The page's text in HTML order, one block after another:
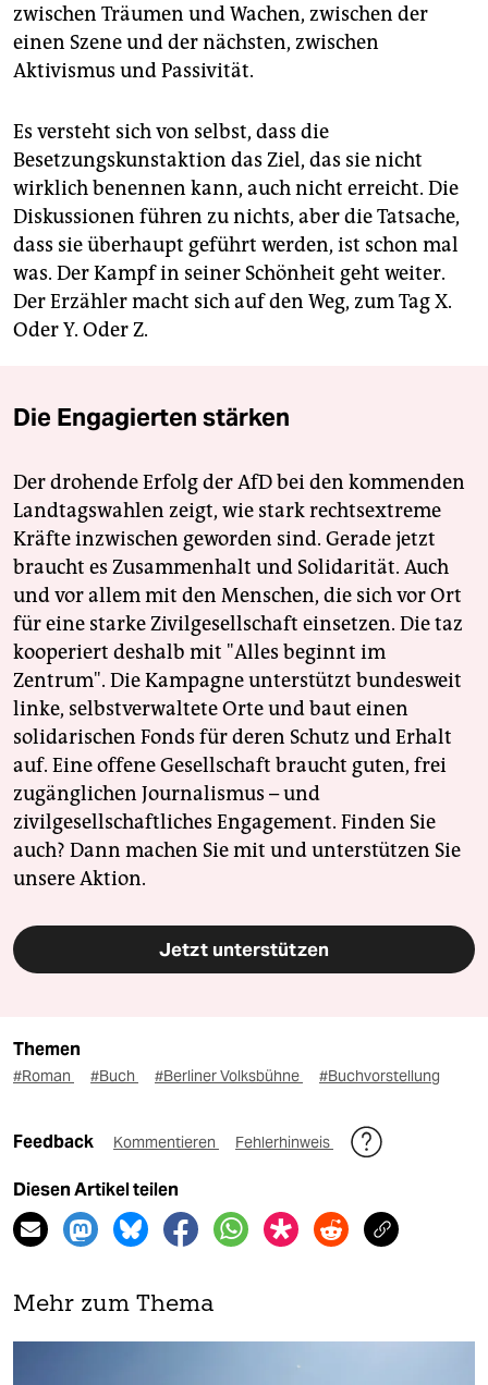
zwischen Träumen und Wachen, zwischen der
einen Szene und der nächsten, zwischen
Aktivismus und Passivität.
Es versteht sich von selbst, dass die
Besetzungskunstaktion das Ziel, das sie nicht
wirklich benennen kann, auch nicht erreicht. Die
Diskussionen führen zu nichts, aber die Tatsache,
dass sie überhaupt geführt werden, ist schon mal
was. Der Kampf in seiner Schönheit geht weiter.
Der Erzähler macht sich auf den Weg, zum Tag X.
Oder Y. Oder Z.
Die Engagierten stärken
Der drohende Erfolg der AfD bei den kommenden
Landtagswahlen zeigt, wie stark rechtsextreme
Kräfte inzwischen geworden sind. Gerade jetzt
braucht es Zusammenhalt und Solidarität. Auch
und vor allem mit den Menschen, die sich vor Ort
für eine starke Zivilgesellschaft einsetzen. Die taz
kooperiert deshalb mit "Alles beginnt im
Zentrum". Die Kampagne unterstützt bundesweit
linke, selbstverwaltete Orte und baut einen
solidarischen Fonds für deren Schutz und Erhalt
auf. Eine offene Gesellschaft braucht guten, frei
zugänglichen Journalismus – und
zivilgesellschaftliches Engagement. Finden Sie
auch? Dann machen Sie mit und unterstützen Sie
unsere Aktion.
Jetzt unterstützen
Themen
#Roman #Buch #Berliner Volksbühne #Buchvorstellung
Feedback Kommentieren Fehlerhinweis
Diesen Artikel teilen
Mehr zum Thema